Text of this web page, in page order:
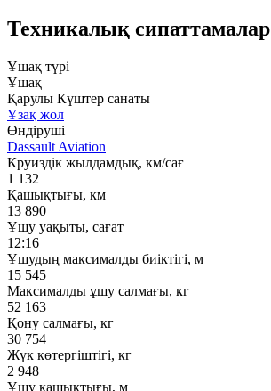
Техникалық сипаттамалар
Ұшақ түрі
Ұшақ
Қарулы Күштер санаты
Ұзақ жол
Өндіруші
Dassault Aviation
Круиздік жылдамдық, км/сағ
1 132
Қашықтығы, км
13 890
Ұшу уақыты, сағат
12:16
Ұшудың максималды биіктігі, м
15 545
Максималды ұшу салмағы, кг
52 163
Қону салмағы, кг
30 754
Жүк көтергіштігі, кг
2 948
Ұшу қашықтығы, м